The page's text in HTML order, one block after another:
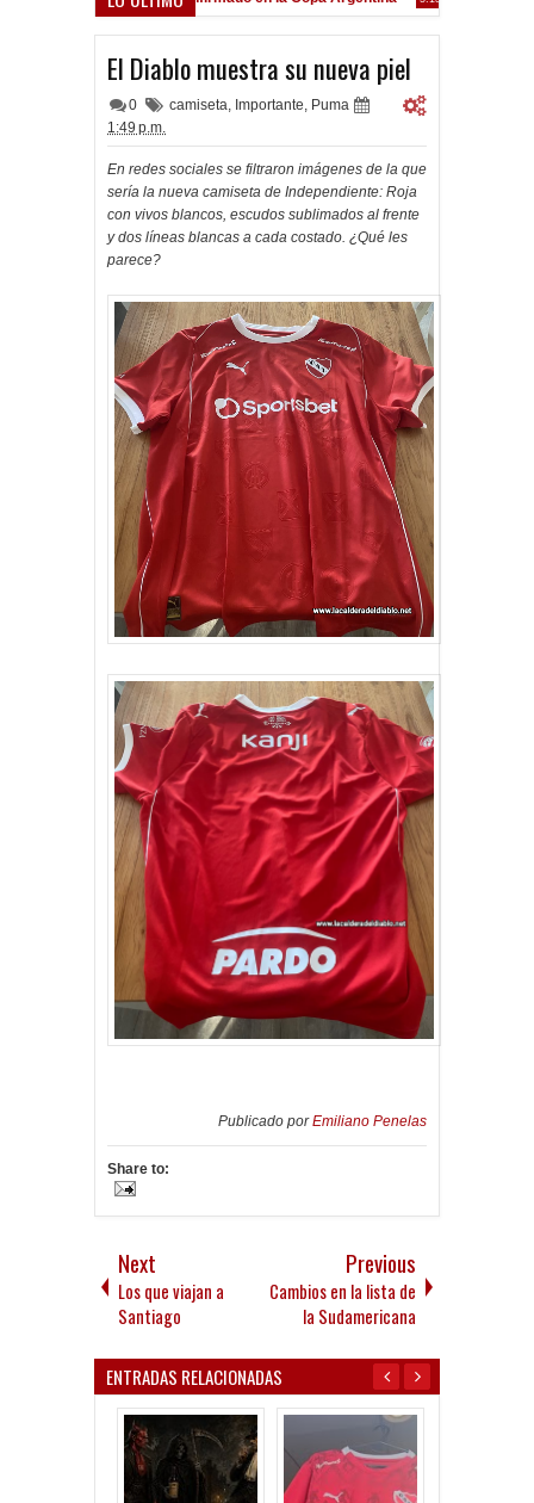
El Diablo muestra su nueva piel
0 camiseta, Importante, Puma
1:49 p.m.
En redes sociales se filtraron imágenes de la que
sería la nueva camiseta de Independiente: Roja
con vivos blancos, escudos sublimados al frente
y dos líneas blancas a cada costado. ¿Qué les
parece?
Publicado porEmiliano Penelas
Share to:
Next
Los que viajan a
Santiago
Previous
Cambios en la lista de
la Sudamericana
ENTRADAS RELACIONADAS